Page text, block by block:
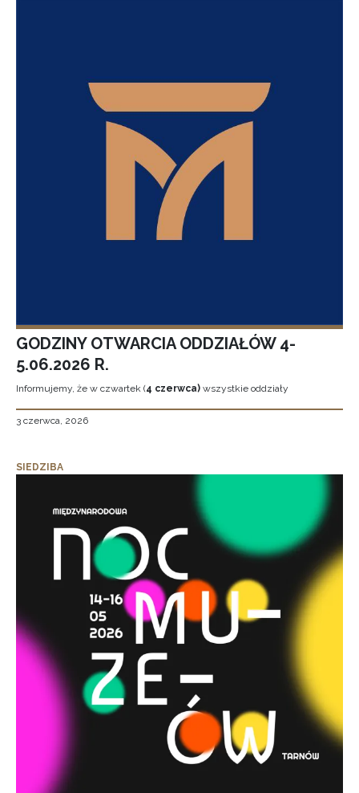
GODZINY OTWARCIA ODDZIAŁÓW 4-
5.06.2026 R.
Informujemy, że w czwartek (4 czerwca) wszystkie oddziały
3 czerwca, 2026
SIEDZIBA